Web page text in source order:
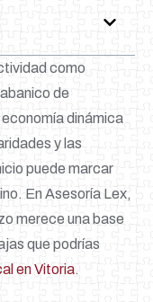
como
de
dinámica
y las
puede marcar
En Asesoría Lex,
merece una base
que podrías
en Vitoria.